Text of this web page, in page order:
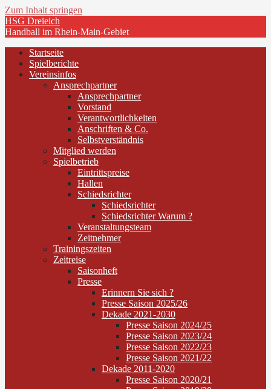
Zum Inhalt springen
HSG Dreieich
Handball im Rhein-Main-Gebiet
Startseite
Spielberichte
Vereinsinfos
Ansprechpartner
Ansprechpartner
Vorstand
Verantwortlichkeiten
Anschriften & Co.
Selbstverständnis
Mitglied werden
Spielbetrieb
Eintrittspreise
Hallen
Schiedsrichter
Schiedsrichter
Schiedsrichter Warum ?
Veranstaltungsteam
Zeitnehmer
Trainingszeiten
Zeitreise
Saisonheft
Presse
Erinnern Sie sich ?
Presse Saison 2025/26
Dekade 2021-2030
Presse Saison 2024/25
Presse Saison 2023/24
Presse Saison 2022/23
Presse Saison 2021/22
Dekade 2011-2020
Presse Saison 2020/21